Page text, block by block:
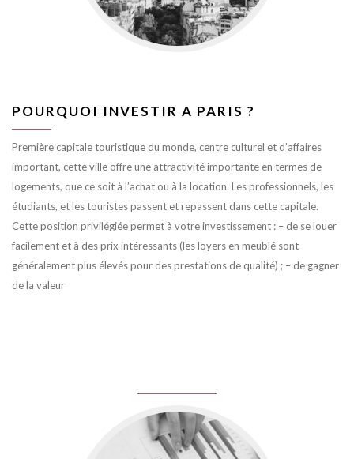
POURQUOI INVESTIR A PARIS ?
Première capitale touristique du monde, centre culturel et d’affaires
important, cette ville offre une attractivité importante en termes de
logements, que ce soit à l’achat ou à la location. Les professionnels, les
étudiants, et les touristes passent et repassent dans cette capitale.
Cette position privilégiée permet à votre investissement : – de se louer
facilement et à des prix intéressants (les loyers en meublé sont
généralement plus élevés pour des prestations de qualité) ; – de gagner
de la valeur